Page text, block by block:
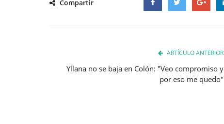
Compartir
ARTÍCULO ANTERIOR
Yllana no se baja en Colón: "Veo compromiso y
por eso me quedo"